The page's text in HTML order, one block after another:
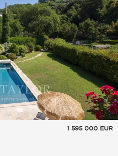
1 595 000 EUR